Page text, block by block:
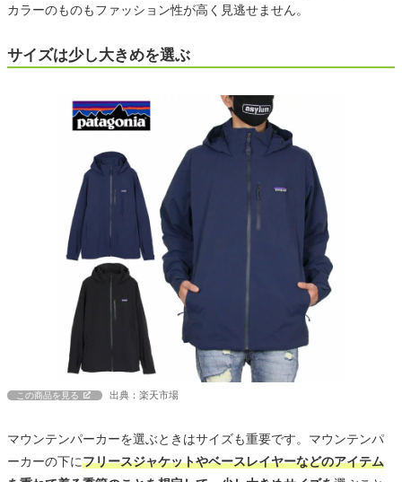
カラーのものもファッション性が高く見逃せません。
サイズは少し大きめを選ぶ
この商品を見る 出典：楽天市場
マウンテンパーカーを選ぶときはサイズも重要です。マウンテンパ
ーカーの下にフリースジャケットやベースレイヤーなどのアイテム